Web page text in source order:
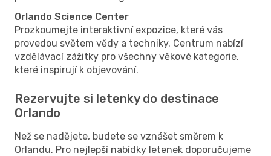
Orlando Science Center
Prozkoumejte interaktivní expozice, které vás
provedou světem vědy a techniky. Centrum nabízí
vzdělávací zážitky pro všechny věkové kategorie,
které inspirují k objevování.
Rezervujte si letenky do destinace
Orlando
Než se nadějete, budete se vznášet směrem k
Orlandu. Pro nejlepší nabídky letenek doporučujeme